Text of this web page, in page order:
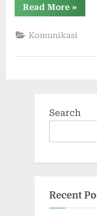
Read More
teori
»
Komunikasi
Search
Recent